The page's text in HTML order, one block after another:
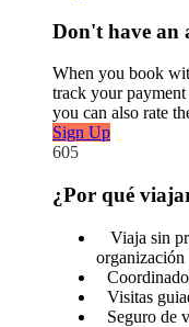
Don't have an
When you book
track your
you can also rate
Sign Up
605
¿Por qué
Viaja sin
organización
Visitas
Seguro de